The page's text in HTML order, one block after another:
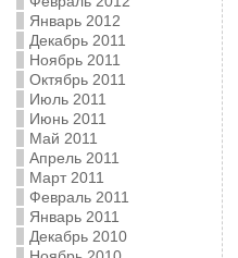
Январь 2012
Декабрь 2011
Ноябрь 2011
Октябрь 2011
Июль 2011
Июнь 2011
Май 2011
Апрель 2011
Март 2011
Февраль 2011
Январь 2011
Декабрь 2010